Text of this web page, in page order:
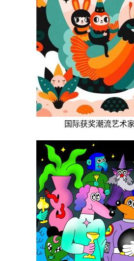
国际获奖潮流艺术